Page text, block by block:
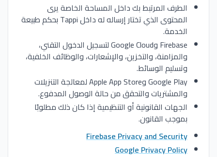
الطرف المرتبط بك داخل المساحة الخاصة يرى
المحتوى الذي تختار إرساله له داخل Tappi بحكم طبيعة
الخدمة.
Firebase وGoogle Cloud لتسجيل الدخول التقني،
والمزامنة، والتخزين، والإشعارات، والوظائف الخلفية،
وتسليم الوسائط.
Google Play وApple App Store لمعالجة التنزيلات
والمشتريات والتحقق من حالة الوصول المدفوع.
الجهات القانونية أو التنظيمية إذا كان ذلك مطلوبًا
بموجب القانون.
Firebase Privacy and Security
Google Privacy Policy